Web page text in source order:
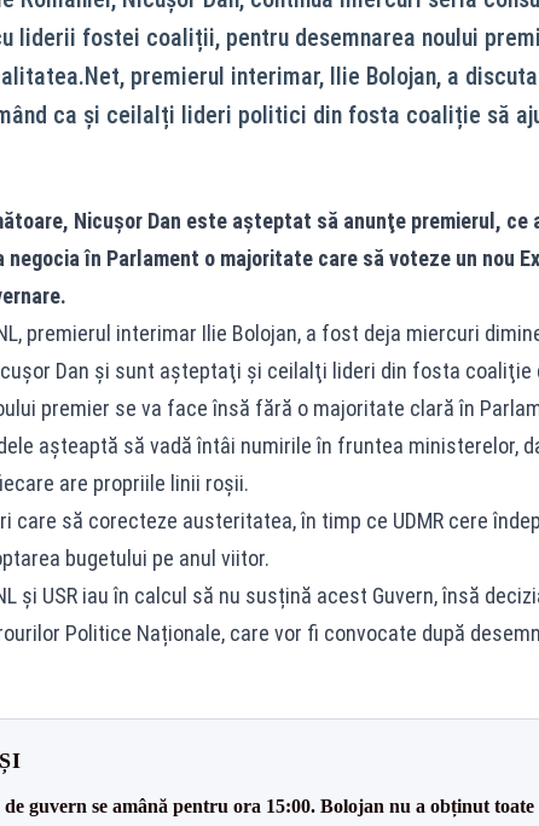
liderii fostei coaliții, pentru desemnarea noului
premierul interimar, Ilie Bolojan, a
ca și ceilalți lideri politici din fosta coaliție să
Nicușor Dan este aşteptat să anunţe premierul, ce
negocia în Parlament o majoritate care să voteze un nou
premierul interimar Ilie Bolojan, a fost deja miercuri
Dan şi sunt aşteptaţi şi ceilalţi lideri din fosta coaliţie
premier se va face însă fără o majoritate clară în
așteaptă să vadă întâi numirile în fruntea ministerelor,
are propriile linii roșii.
care să corecteze austeritatea, în timp ce UDMR cere
bugetului pe anul viitor.
și USR iau în calcul să nu susțină acest Guvern, însă
Politice Naționale, care vor fi convocate după
de guvern se amână pentru ora 15:00. Bolojan nu a obținut toate